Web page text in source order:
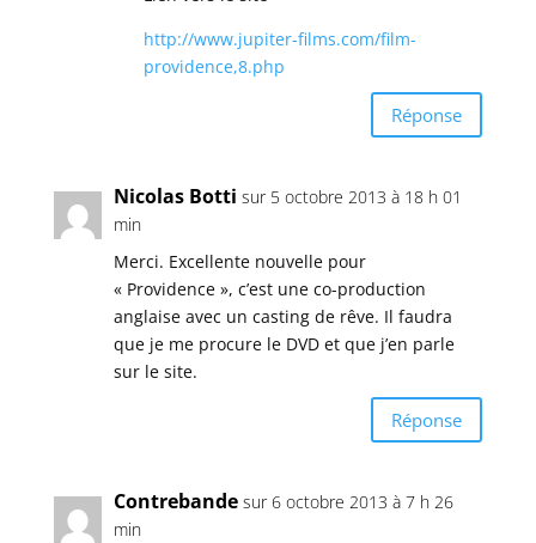
http://www.jupiter-films.com/film-
providence,8.php
Réponse
Nicolas Botti sur 5 octobre 2013 à 18 h 01
min
Merci. Excellente nouvelle pour
« Providence », c’est une co-production
anglaise avec un casting de rêve. Il faudra
que je me procure le DVD et que j’en parle
sur le site.
Réponse
Contrebande sur 6 octobre 2013 à 7 h 26
min